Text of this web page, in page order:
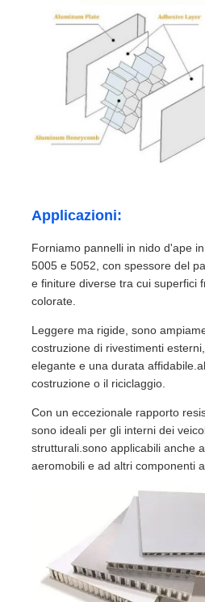
Applicazioni:
Forniamo pannelli in nido d'ape
5005 e 5052, con spessore del
e finiture diverse tra cui superfici
colorate.
Leggere ma rigide, sono
costruzione di rivestimenti
elegante e una durata
costruzione o il riciclaggio.
Con un eccezionale rapporto
sono ideali per gli interni dei
strutturali.sono applicabili anche
aeromobili e ad altri componenti